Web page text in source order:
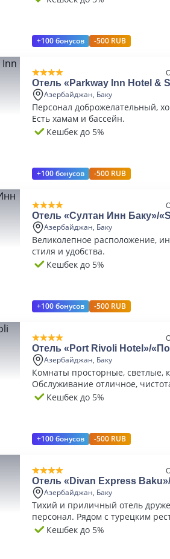
+100 бонусов -500 RUB
Отель «Parkway Inn Hotel &
Инн»Азербайджан, Баку
Персонал доброжелательный,
Есть хамам и бассейн.
Кешбек до 5%
+100 бонусов -500 RUB
Отель «Султан Инн Баку»/
Baku»
Азербайджан, Баку
Великолепное расположение,
стиля и удобства.
Кешбек до 5%
+100 бонусов -500 RUB
Отель «Port Rivoli Hotel»/
Азербайджан, Баку
Комнаты просторные, светлые,
Обслуживание отличное,
Кешбек до 5%
+100 бонусов -500 RUB
Отель «Divan Express
Азербайджан, Баку
Тихий и приличный отель
персонал. Рядом с турецким
Кешбек до 5%